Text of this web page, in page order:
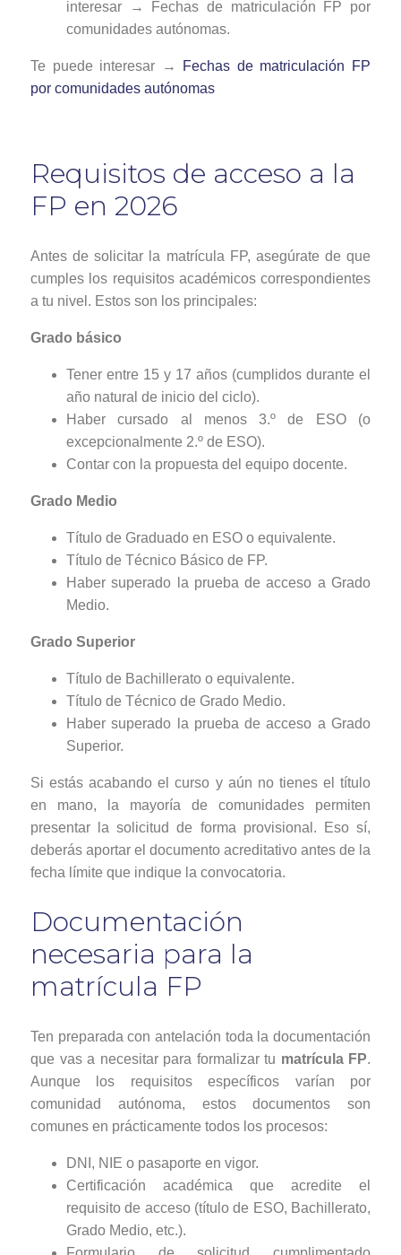
interesar → Fechas de matriculación FP por
comunidades autónomas.
Te puede interesar →
Fechas de matriculación FP
por comunidades autónomas
Requisitos de acceso a la
FP en 2026
Antes de solicitar la matrícula FP, asegúrate de que
cumples los requisitos académicos correspondientes
a tu nivel. Estos son los principales:
Grado básico
Tener entre 15 y 17 años (cumplidos durante el
año natural de inicio del ciclo).
Haber cursado al menos 3.º de ESO (o
excepcionalmente 2.º de ESO).
Contar con la propuesta del equipo docente.
Grado Medio
Título de Graduado en ESO o equivalente.
Título de Técnico Básico de FP.
Haber superado la prueba de acceso a Grado
Medio.
Grado Superior
Título de Bachillerato o equivalente.
Título de Técnico de Grado Medio.
Haber superado la prueba de acceso a Grado
Superior.
Si estás acabando el curso y aún no tienes el título
en mano, la mayoría de comunidades permiten
presentar la solicitud de forma provisional. Eso sí,
deberás aportar el documento acreditativo antes de la
fecha límite que indique la convocatoria.
Documentación
necesaria para la
matrícula FP
Ten preparada con antelación toda la documentación
que vas a necesitar para formalizar tu matrícula FP.
Aunque los requisitos específicos varían por
comunidad autónoma, estos documentos son
comunes en prácticamente todos los procesos:
DNI, NIE o pasaporte en vigor.
Certificación académica que acredite el
requisito de acceso (título de ESO, Bachillerato,
Grado Medio, etc.).